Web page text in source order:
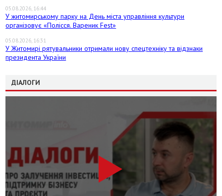
05.08.2026, 16:44
У житомирському парку на День міста управління культури
організовує «Полісся. Вареник Fest»
05.08.2026, 16:31
У Житомирі рятувальники отримали нову спецтехніку та відзнаки
президента України
ДІАЛОГИ